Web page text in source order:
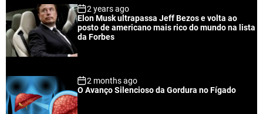
u
a
r
e
n
t
e
e
2 years ago
Elon Musk ultrapassa Jeff Bezos e volta ao
posto de americano mais rico do mundo na lista
da Forbes
2 months ago
O Avanço Silencioso da Gordura no Fígado